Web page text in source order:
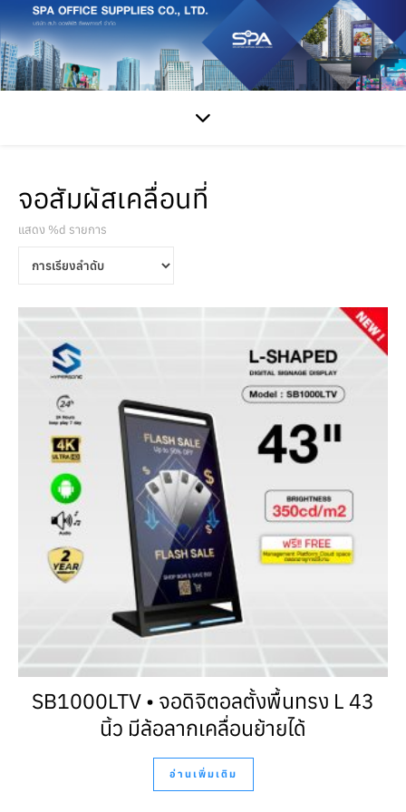
จอสัมผัสเคลื่อนที่
แสดง %d รายการ
SB1000LTV • จอดิจิตอลตั้งพื้นทรง L 43
นิ้ว มีล้อลากเคลื่อนย้ายได้
อ่านเพิ่มเติม